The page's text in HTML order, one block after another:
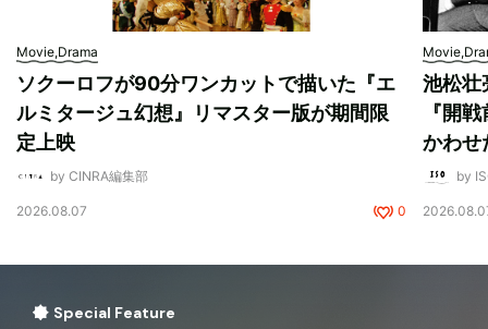
Movie,Drama
ソクーロフが90分ワンカットで描いた『エ
ルミタージュ幻想』リマスター版が期間限
定上映
by CINRA編集部
2026.08.07 0
池松壮
『開
かわせ
by
Special Feature